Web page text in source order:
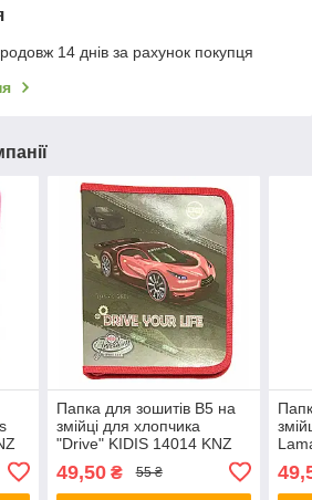
14 днів за рахунок покупця
Папка для зошитів B5 на
змійці для хлопчика
"Drive" KIDIS 14014 KNZ
49,50₴ 55 ₴